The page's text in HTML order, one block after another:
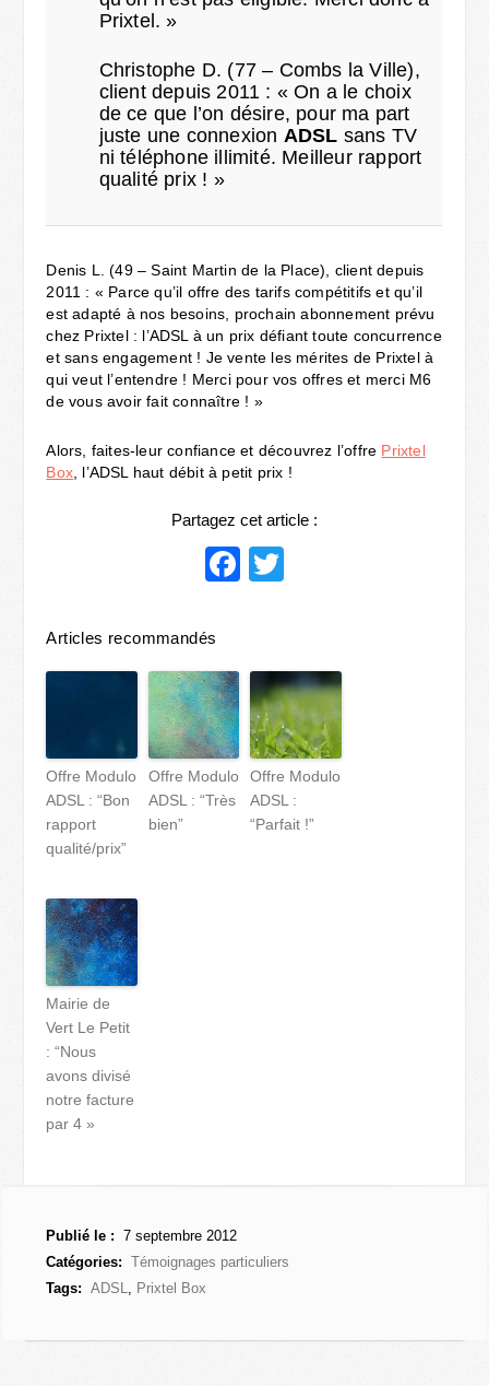
Prixtel. »
Christophe D. (77 – Combs la Ville),
client depuis 2011 : « On a le choix
de ce que l’on désire, pour ma part
juste une connexion ADSL sans TV
ni téléphone illimité. Meilleur rapport
qualité prix ! »
Denis L. (49 – Saint Martin de la Place), client depuis
2011 : « Parce qu’il offre des tarifs compétitifs et qu’il
est adapté à nos besoins, prochain abonnement prévu
chez Prixtel : l’ADSL à un prix défiant toute concurrence
et sans engagement ! Je vente les mérites de Prixtel à
qui veut l’entendre ! Merci pour vos offres et merci M6
de vous avoir fait connaître ! »
Alors, faites-leur confiance et découvrez l’offre Prixtel
Box , l’ADSL haut débit à petit prix !
Partagez cet article :
Facebook
Articles recommandés
Offre Modulo
ADSL : “Bon
rapport
qualité/prix”
Offre Modulo
ADSL : “Très
bien”
Offre Modulo
ADSL :
“Parfait !”
Mairie de
Vert Le Petit
: “Nous
avons divisé
notre facture
par 4 »
Publié le : 7 septembre 2012
Catégories:
Témoignages particuliers
Tags:
ADSL, Prixtel Box